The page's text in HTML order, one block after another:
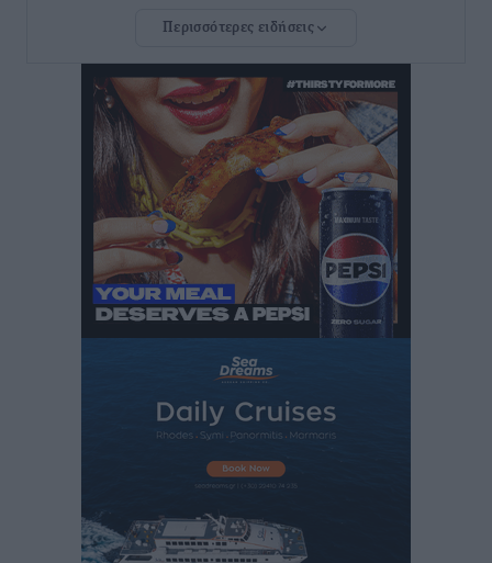
ανακοίνωσε ο Άδωνις Γεωργιάδης
Iατρικός Σύλλογος Ροδου προς Α. Γεωργιάδη:
Στρατηγικές Προτάσεις για την Ενίσχυση της
Δημόσιας Υγείας στη Νησιωτική Ελλάδα και στα
Νοσοκομεία της Γ΄ Ζώνης
Τοπικές Ειδήσεις• πριν 7 ώρες
Πάνθηρες: Ξεκίνησαν αισιόδοξοι για την παρθενική
“πτήση” τους
Αθλητικά• πριν 7 ώρες
Αθλητικά• πριν 7 ώρες
Περισσότερες ειδήσεις